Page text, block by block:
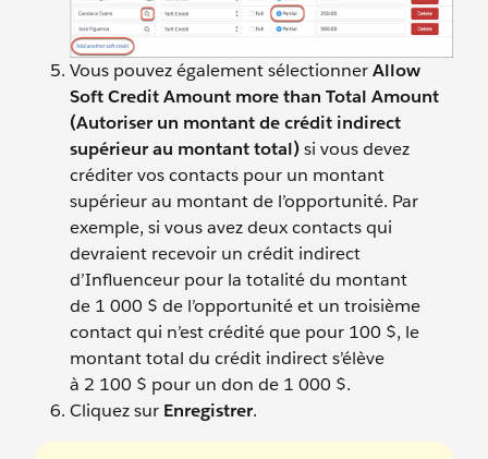
Vous pouvez également sélectionnerAllow
Soft Credit Amount more than Total Amount
(Autoriser un montant de crédit indirect
supérieur au montant total)si vous devez
créditer vos contacts pour un montant
supérieur au montant de l’opportunité. Par
exemple, si vous avez deux contacts qui
devraient recevoir un crédit indirect
d’Influenceur pour la totalité du montant
de 1 000 $ de l’opportunité et un troisième
contact qui n’est crédité que pour 100 $, le
montant total du crédit indirect s’élève
à 2 100 $ pour un don de 1 000 $.
Cliquez sur Enregistrer.